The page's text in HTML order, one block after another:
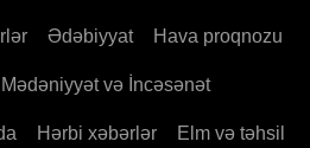
Ədəbiyyat Hava proqnozu
Mədəniyyət və İncəsənət
Hərbi xəbərlər Elm və təhsil